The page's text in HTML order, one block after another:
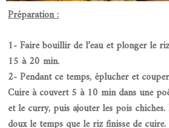
Préparation :
1- Faire bouillir de l’eau et plonger le
15 à 20 min.
2- Pendant ce temps, éplucher et
Cuire à couvert 5 à 10 min dans une
et le curry, puis ajouter les pois
doux le temps que le riz finisse de cuire.